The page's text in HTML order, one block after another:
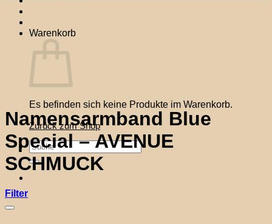
Warenkorb
Es befinden sich keine Produkte im Warenkorb.
Zurück zum Shop
Suche
nach:
Namensarmband Blue
Special – AVENUE
SCHMUCK
Filter